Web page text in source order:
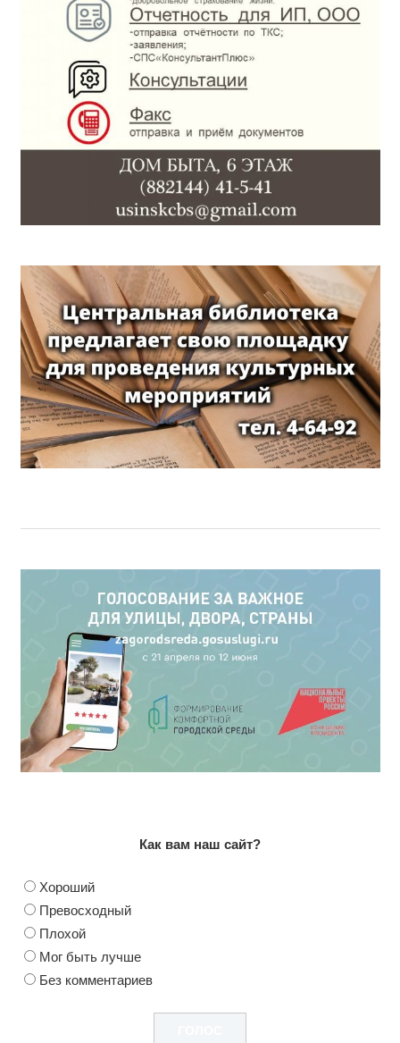
Как вам наш сайт?
Хороший
Превосходный
Плохой
Мог быть лучше
Без комментариев